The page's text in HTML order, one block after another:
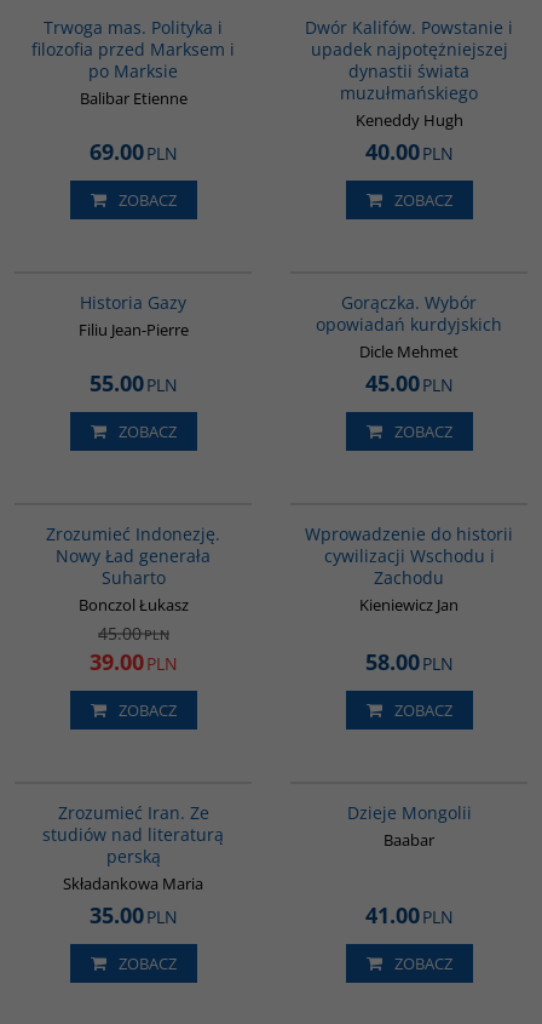
Trwoga mas. Polityka i
filozofia przed Marksem i
po Marksie
Balibar Etienne
69.00PLN
ZOBACZ
Dwór Kalifów. Powstanie i
upadek najpotężniejszej
dynastii świata
muzułmańskiego
Keneddy Hugh
40.00PLN
ZOBACZ
Historia Gazy
Filiu Jean-Pierre
55.00PLN
ZOBACZ
Gorączka. Wybór
opowiadań kurdyjskich
Dicle Mehmet
45.00PLN
ZOBACZ
Zrozumieć Indonezję.
Nowy Ład generała
Suharto
Bonczol Łukasz
45.00PLN
39.00PLN
ZOBACZ
Wprowadzenie do historii
cywilizacji Wschodu i
Zachodu
Kieniewicz Jan
58.00PLN
ZOBACZ
Zrozumieć Iran. Ze
studiów nad literaturą
perską
Składankowa Maria
35.00PLN
ZOBACZ
Dzieje Mongolii
Baabar
41.00PLN
ZOBACZ